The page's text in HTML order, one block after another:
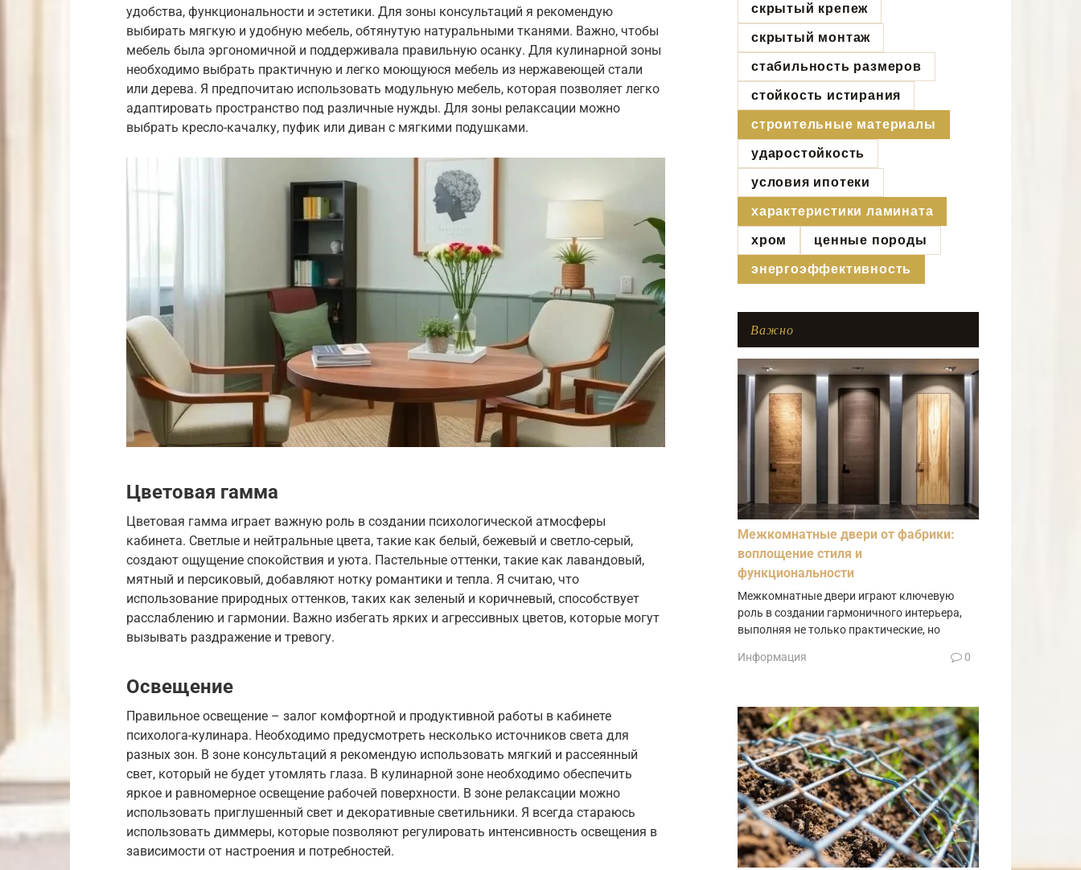
удобства, функциональности и эстетики. Для зоны консультаций я рекомендую
выбирать мягкую и удобную мебель, обтянутую натуральными тканями. Важно, чтобы
мебель была эргономичной и поддерживала правильную осанку. Для кулинарной зоны
необходимо выбрать практичную и легко моющуюся мебель из нержавеющей стали
или дерева. Я предпочитаю использовать модульную мебель, которая позволяет легко
адаптировать пространство под различные нужды. Для зоны релаксации можно
выбрать кресло-качалку, пуфик или диван с мягкими подушками.
Цветовая гамма
Цветовая гамма играет важную роль в создании психологической атмосферы
кабинета. Светлые и нейтральные цвета, такие как белый, бежевый и светло-серый,
создают ощущение спокойствия и уюта. Пастельные оттенки, такие как лавандовый,
мятный и персиковый, добавляют нотку романтики и тепла. Я считаю, что
использование природных оттенков, таких как зеленый и коричневый, способствует
расслаблению и гармонии. Важно избегать ярких и агрессивных цветов, которые могут
вызывать раздражение и тревогу.
Освещение
Правильное освещение – залог комфортной и продуктивной работы в кабинете
психолога-кулинара. Необходимо предусмотреть несколько источников света для
разных зон. В зоне консультаций я рекомендую использовать мягкий и рассеянный
свет, который не будет утомлять глаза. В кулинарной зоне необходимо обеспечить
яркое и равномерное освещение рабочей поверхности. В зоне релаксации можно
использовать приглушенный свет и декоративные светильники. Я всегда стараюсь
использовать диммеры, которые позволяют регулировать интенсивность освещения в
зависимости от настроения и потребностей.
скрытый крепеж
скрытый монтаж
стабильность размеров
стойкость истирания
строительные материалы
ударостойкость
условия ипотеки
характеристики ламината
хром ценные породы
энергоэффективность
Важно
Межкомнатные двери от фабрики:
воплощение стиля и
функциональности
Межкомнатные двери играют ключевую
роль в создании гармоничного интерьера,
выполняя не только практические, но
Информация 0